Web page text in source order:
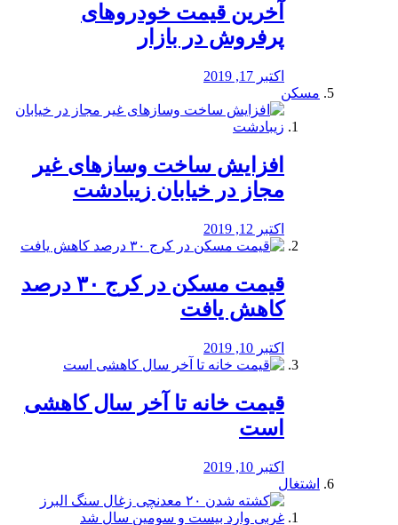
آخرین قیمت خودرو‌های
پرفروش در بازار
اکتبر 17, 2019
مسکن
افزایش ساخت وسازهای غیر
مجاز در خیابان زیبادشت
اکتبر 12, 2019
️قیمت مسکن در کرج ۳۰ درصد
کاهش یافت
اکتبر 10, 2019
قیمت خانه تا آخر سال کاهشی
است
اکتبر 10, 2019
اشتغال